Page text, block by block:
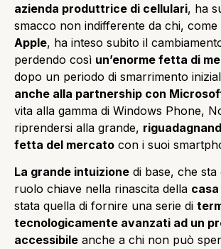
azienda produttrice di cellulari, ha
smacco non indifferente da chi, come
Apple, ha inteso subito il
perdendo così un’enorme fetta di
dopo un periodo di smarrimento
anche alla partnership con
vita alla gamma di Windows Phone,
riprendersi alla grande,
fetta del mercato con i suoi
La grande intuizione di base, che
ruolo chiave nella rinascita della
stata quella di fornire una serie di
tecnologicamente avanzati ad un
accessibile anche a chi non può